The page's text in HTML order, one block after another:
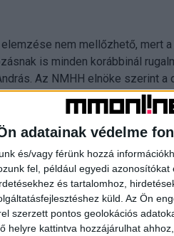
adatainak védelme
és/vagy férünk hozzá
fel, például egyedi
és tartalomhoz,
küld. Az Ön
szerzett pontos geolokációs
helyre kattintva hozzájárulhat
nem mellőzhető, mert a
is minden korábbinál
Az NMHH elnöke szerint a
határokat, jelentősen
modellek változatosságát,